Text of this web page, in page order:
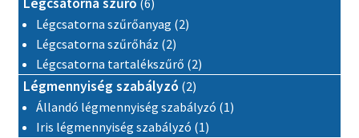
6
Légcsatorna szűrőanyag 22 termék
Légcsatorna szűrőház 22 termék
Légcsatorna tartalékszűrő 22 termék
Légmennyiség szabályzó 22 termék
Állandó légmennyiség szabályzó 11 termék
Iris légmennyiség szabályzó 11 termék